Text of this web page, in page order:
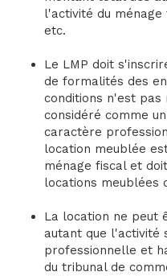
l'activité du ménage
etc.
Le LMP doit
de formalités des
conditions n'est
considéré comme
caractère
location meublée
ménage fiscal et
locations meublées
La location ne peut
autant que l'activité
professionnelle et
du tribunal de